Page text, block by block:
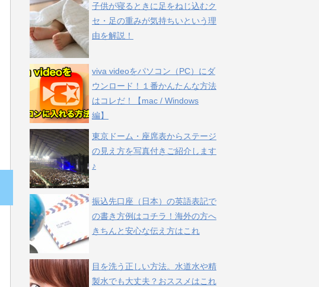
子供が寝るときに足をねじ込むク
セ・足の重みが気持ちいという理
由を解説！
viva videoをパソコン（PC）にダ
ウンロード！１番かんたんな方法
はコレだ！【mac / Windows
編】
東京ドーム・座席表からステージ
の見え方を写真付きご紹介します
♪
振込先口座（日本）の英語表記で
の書き方例はコチラ！海外の方へ
きちんと安心な伝え方はこれ
目を洗う正しい方法。水道水や精
製水でも大丈夫？おススメはこれ